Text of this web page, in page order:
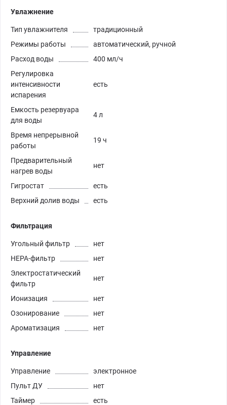
Увлажнение
Тип увлажнителя
традиционный
Режимы работы
автоматический, ручной
Расход воды
400 мл/ч
Регулировка
интенсивности
испарения
есть
Емкость резервуара
для воды
4 л
Время непрерывной
работы
19 ч
Предварительный
нагрев воды
нет
Гигростат
есть
Верхний долив воды
есть
Фильтрация
Угольный фильтр
нет
HEPA-фильтр
нет
Электростатический
фильтр
нет
Ионизация
нет
Озонирование
нет
Ароматизация
нет
Управление
Управление
электронное
Пульт ДУ
нет
Таймер
есть